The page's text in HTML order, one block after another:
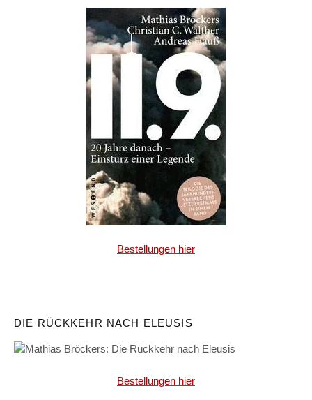
Bestellungen hier
DIE RÜCKKEHR NACH ELEUSIS
Bestellungen hier